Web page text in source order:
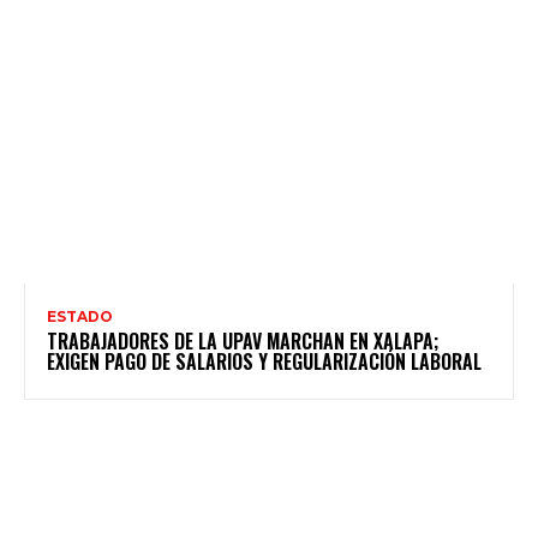
ESTADO
TRABAJADORES DE LA UPAV MARCHAN EN XALAPA;
EXIGEN PAGO DE SALARIOS Y REGULARIZACIÓN LABORAL